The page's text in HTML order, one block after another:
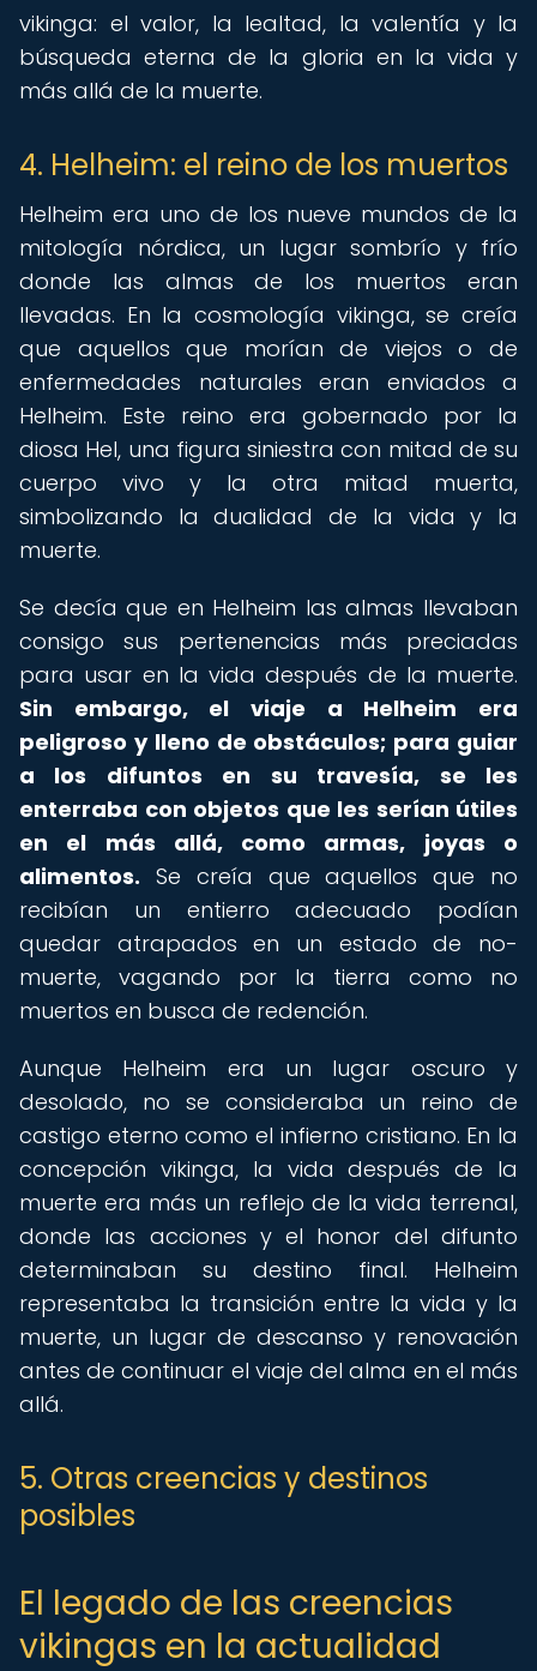
vikinga: el valor, la lealtad, la valentía y la
búsqueda eterna de la gloria en la vida y
más allá de la muerte.
4. Helheim: el reino de los muertos
Helheim era uno de los nueve mundos de la
mitología nórdica, un lugar sombrío y frío
donde las almas de los muertos eran
llevadas. En la cosmología vikinga, se creía
que aquellos que morían de viejos o de
enfermedades naturales eran enviados a
Helheim. Este reino era gobernado por la
diosa Hel, una figura siniestra con mitad de su
cuerpo vivo y la otra mitad muerta,
simbolizando la dualidad de la vida y la
muerte.
Se decía que en Helheim las almas llevaban
consigo sus pertenencias más preciadas
para usar en la vida después de la muerte.
Sin embargo, el viaje a Helheim era
peligroso y lleno de obstáculos; para guiar
a los difuntos en su travesía, se les
enterraba con objetos que les serían útiles
en el más allá, como armas, joyas o
alimentos. Se creía que aquellos que no
recibían un entierro adecuado podían
quedar atrapados en un estado de no-
muerte, vagando por la tierra como no
muertos en busca de redención.
Aunque Helheim era un lugar oscuro y
desolado, no se consideraba un reino de
castigo eterno como el infierno cristiano. En la
concepción vikinga, la vida después de la
muerte era más un reflejo de la vida terrenal,
donde las acciones y el honor del difunto
determinaban su destino final. Helheim
representaba la transición entre la vida y la
muerte, un lugar de descanso y renovación
antes de continuar el viaje del alma en el más
allá.
5. Otras creencias y destinos
posibles
El legado de las creencias
vikingas en la actualidad